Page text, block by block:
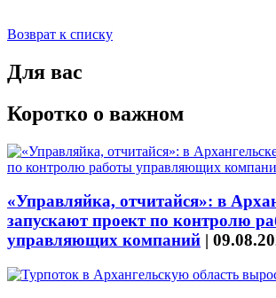
Возврат к списку
Для вас
Коротко о важном
«Управляйка, отчитайся»: в
запускают проект по контролю
управляющих компаний |